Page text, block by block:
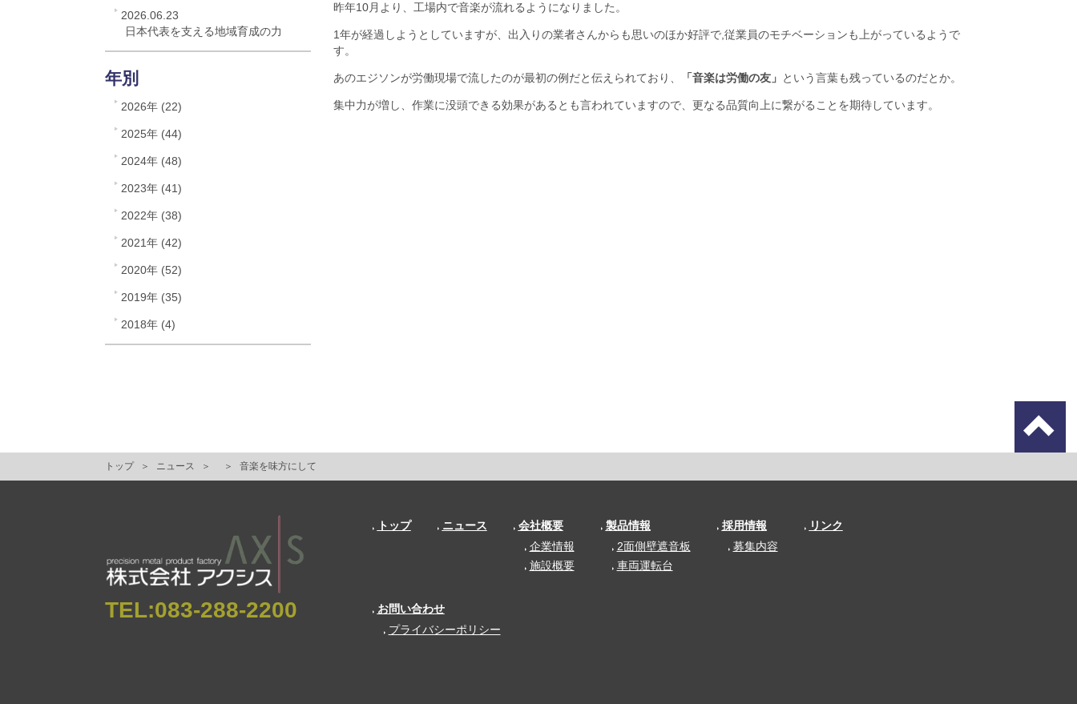
昨年10月より、工場内で音楽が流れるようになりました。
1年が経過しようとしていますが、出入りの業者さんからも思いのほか好評で,従業員のモチベーションも上がっているようで
す。
あのエジソンが労働現場で流したのが最初の例だと伝えられており、 「音楽は労働の友」 という言葉も残っているのだとか。
集中力が増し、作業に没頭できる効果があるとも言われていますので、更なる品質向上に繋がることを期待しています。
2026.06.23
日本代表を支える地域育成の力
年別
2026年 (22)
2025年 (44)
2024年 (48)
2023年 (41)
2022年 (38)
2021年 (42)
2020年 (52)
2019年 (35)
2018年 (4)
トップ ニュース 音楽を味方にして
TEL:083-288-2200
トップ ニュース
会社概要
企業情報
施設概要
製品情報
2面側壁遮音板
車両運転台
採用情報
募集内容
リンク
お問い合わせ
プライバシーポリシー